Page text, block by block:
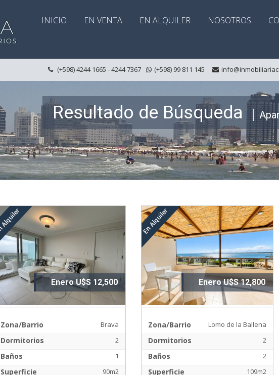
INICIO EN VENTA EN ALQUILER NOSOTROS
(+598) 4244 1665 - 4244 7367 (+598) 99 811 145
Resultado de Búsqueda
Enero U$S 12,500
Zona/Barrio Brava
Dormitorios 2
Baños 1
Superficie 90m2
Enero U$S 12,800
Zona/Barrio Lomo de la Ballena
Dormitorios 2
Baños 2
Superficie 109m2